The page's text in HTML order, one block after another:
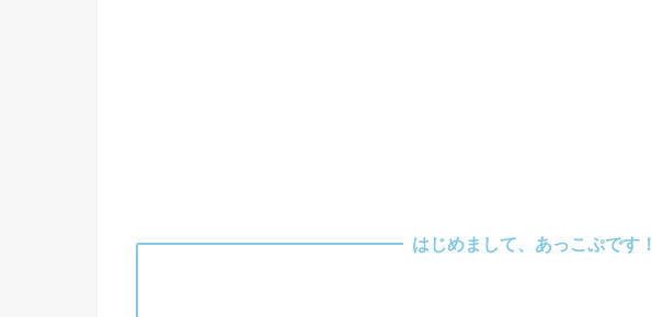
はじめまして、あっこぷです！